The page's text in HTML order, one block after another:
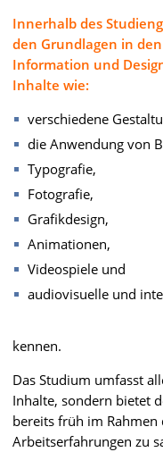
Innerhalb des
den Grundlagen in
Information und
Inhalte wie:
verschiedene
die Anwendung von
Typografie,
Fotografie,
Grafikdesign,
Animationen,
Videospiele und
audiovisuelle und
kennen.
Das Studium umfasst
Inhalte, sondern bietet
bereits früh im
Arbeitserfahrungen zu